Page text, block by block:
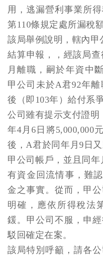
用，逃漏營利事業所
第110條規定處所漏稅
該局舉例說明，轄內甲
結算申報，，經該局
月離職，嗣於年資中
甲公司未於A君92年
後（即103年）給付系
公司雖有提示支付證明
年4月6日將5,000,000
後，A君於同年月9日
甲公司帳戶，並且同年
有資金回流情事，難
金之事實。從而，甲
明確，應依所得稅法
鍰。甲公司不服，申
駁回確定在案。
該局特別呼籲，請各